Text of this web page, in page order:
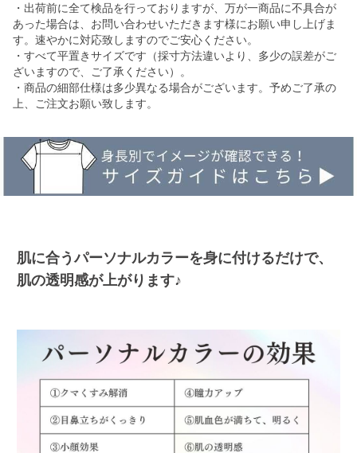
・出荷前に全て検品を行っておりますが、万が一商品に不具合が
あった場合は、お問い合わせいただきます様にお願い申し上げま
す。速やかに対応致しますのでご安心ください。
・すべて平置きサイズです（採寸方法違いより、多少の誤差がご
ざいますので、ご了承ください）。
・商品の細部仕様は多少異なる場合がございます。予めご了承の
上、ご注文お願い致します。
肌に合うパーソナルカラーを身に付けるだけで、
肌の透明感が上がります♪